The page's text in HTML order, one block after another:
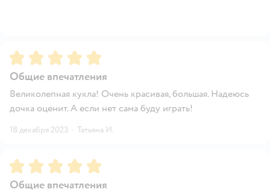
Рейтинг:5
Общие впечатления
Великолепная кукла! Очень красивая, большая. Надеюсь
дочка оценит. А если нет сама буду играть!
18 декабря 2023 · Татьяна И.
Рейтинг:5
Общие впечатления